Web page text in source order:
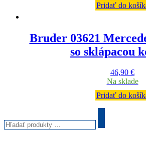
Pridať do
Bruder 03621
so sklápacou
46,90 €
Na sklade
Pridať do
produkty
…